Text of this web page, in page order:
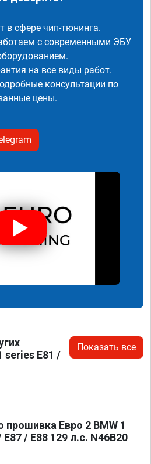
в сфере чип-тюнинга.
с современными ЭБУ
на все виды работ.
консультации по
цены.
series E81 /
Показать все
Евро 2 BMW 1
/ E88 129 л.с. N46B20